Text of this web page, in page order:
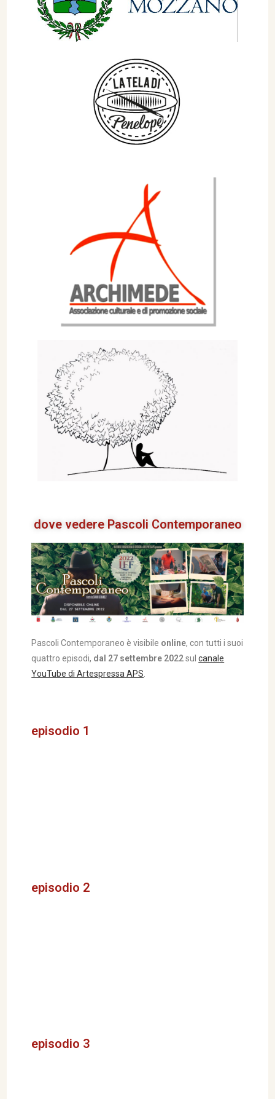
dove vedere Pascoli Contemporaneo
Pascoli Contemporaneo è visibile online, con tutti i suoi
quattro episodi, dal 27 settembre 2022sulcanale
YouTube di Artespressa APS.
episodio 1
episodio 2
episodio 3